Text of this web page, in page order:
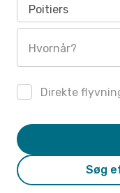
Poitiers
Hvornår?
Direkte
Søg